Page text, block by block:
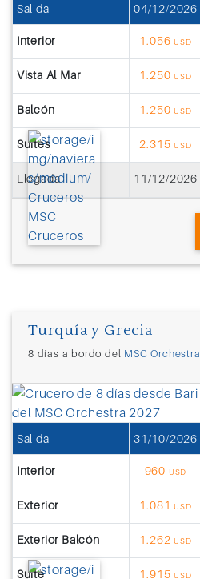
Salida 04/12/2026
Interior 1.056 USD
Vista Al Mar 1.250 USD
Balcón 1.250 USD
Suites 2.315 USD
Llegada 11/12/2026
Turquía y Grecia
8 días a bordo del MSC Orchestra
Salida 31/10/2026
Interior 960 USD
Exterior 1.081 USD
Exterior Balcón 1.262 USD
Suite 1.915 USD